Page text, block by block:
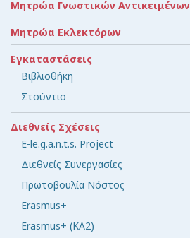
Μητρώα Γνωστικών Αντικειμένων
Μητρώα Εκλεκτόρων
Εγκαταστάσεις
Βιβλιοθήκη
Στούντιο
Διεθνείς Σχέσεις
E-le.g.a.n.t.s. Project
Διεθνείς Συνεργασίες
Πρωτοβουλία Νόστος
Erasmus+
Erasmus+ (KA2)